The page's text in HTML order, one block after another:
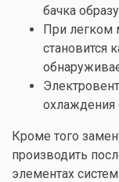
бачка
При легком
становится
охлаждения
Кроме того
производить
элементах